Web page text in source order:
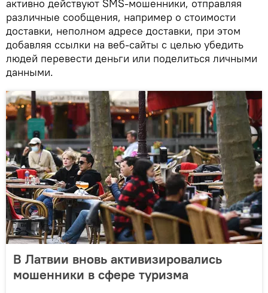
активно действуют SMS-мошенники, отправляя
различные сообщения, например о стоимости
доставки, неполном адресе доставки, при этом
добавляя ссылки на веб-сайты с целью убедить
людей перевести деньги или поделиться личными
данными.
В Латвии вновь активизировались
мошенники в сфере туризма